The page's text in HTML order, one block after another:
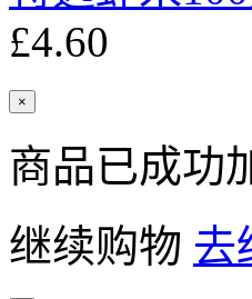
£4.60
×
商品已成功
继续购物 去